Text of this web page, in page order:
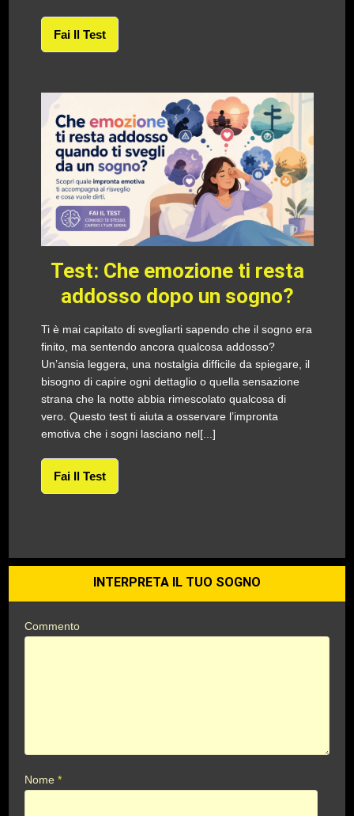
Fai Il Test
Test: Che emozione ti resta
addosso dopo un sogno?
Ti è mai capitato di svegliarti sapendo che il sogno era
finito, ma sentendo ancora qualcosa addosso?
Un’ansia leggera, una nostalgia difficile da spiegare, il
bisogno di capire ogni dettaglio o quella sensazione
strana che la notte abbia rimescolato qualcosa di
vero. Questo test ti aiuta a osservare l’impronta
emotiva che i sogni lasciano nel[...]
Fai Il Test
INTERPRETA IL TUO SOGNO
Commento
Nome*